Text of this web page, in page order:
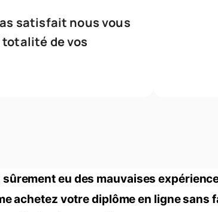
satisfait nous vous
de vos
eu des mauvaises
achetez votre diplôme en ligne sans